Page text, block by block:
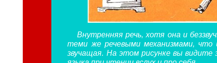
Внутренняя речь, хотя она и
теми же речевыми механизмами, что
звучащая. На этом рисунке вы видите